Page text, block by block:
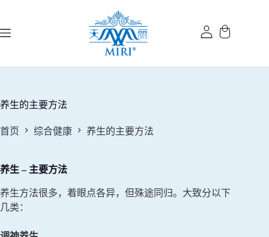
内
养生的主要方法
首页 综合健康 养生的主要方法
养生 – 主要方法
养生方法很多，着眼点各异，但殊途同归。大致分以下
几类：